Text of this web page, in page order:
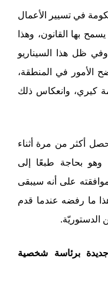
في تسيير الأعمال
بها القانون، وهذا
وفي ظل هذا السيناريو
الأمور في المنطقة،
كيري، وانعكاس ذلك
أكثر من مرة أثناء
بحاجة طبعًا إلى
على أنه سيبقى
ما رفضه عندما قدم
الدستوريّة.
جديدة برئاسة شخصية